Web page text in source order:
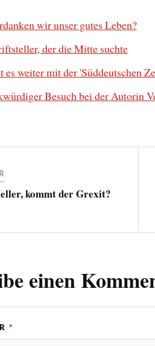
wir unser gutes Leben?
der die Mitte suchte
es weiter mit der 'Süddeutschen
Besuch bei der Autorin
kommt der Grexit?
einen
*